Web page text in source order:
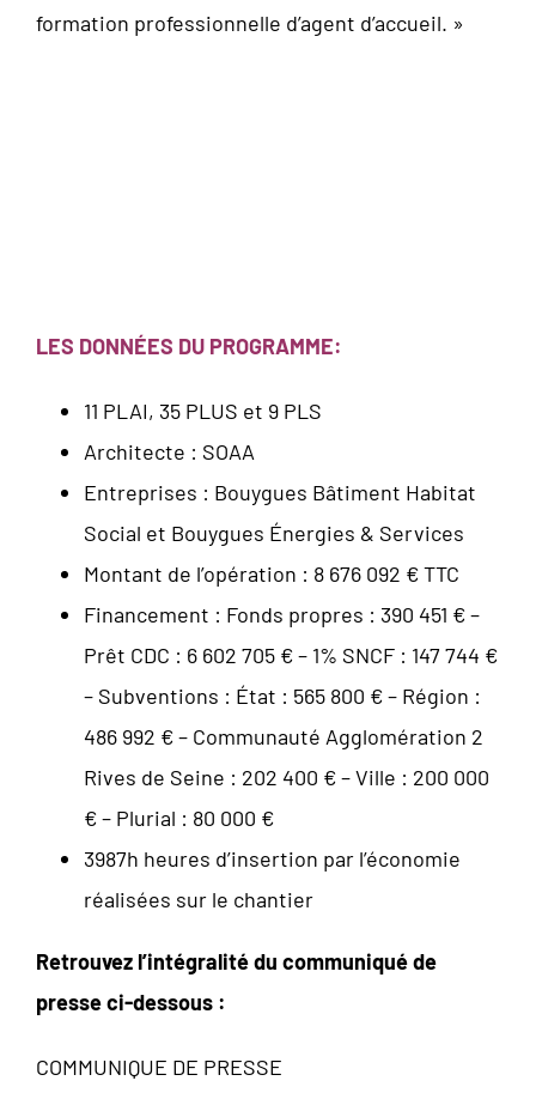
formation professionnelle d’agent d’accueil. »
LES DONNÉES DU PROGRAMME:
11 PLAI, 35 PLUS et 9 PLS
Architecte : SOAA
Entreprises : Bouygues Bâtiment Habitat
Social et Bouygues Énergies & Services
Montant de l’opération : 8 676 092 € TTC
Financement : Fonds propres : 390 451 € –
Prêt CDC : 6 602 705 € – 1% SNCF : 147 744 €
– Subventions : État : 565 800 € – Région :
486 992 € – Communauté Agglomération 2
Rives de Seine : 202 400 € – Ville : 200 000
€ – Plurial : 80 000 €
3987h heures d’insertion par l’économie
réalisées sur le chantier
Retrouvez l’intégralité du communiqué de
presse ci-dessous :
COMMUNIQUE DE PRESSE